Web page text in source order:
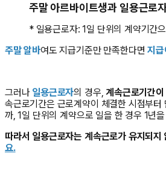
주말 아르바이트생과 일용근로
* 일용근로자: 1일 단위의 계약기간
주말 알바여도 지급기준만 만족한다면지
그러나 일용근로자의 경우,계속근로기간
속근로기간은 근로계약이 체결한 시점부터
까, 1일 단위의 계약으로 일을 한 경우 1년
따라서 일용근로자는 계속근로가 유지되
요.